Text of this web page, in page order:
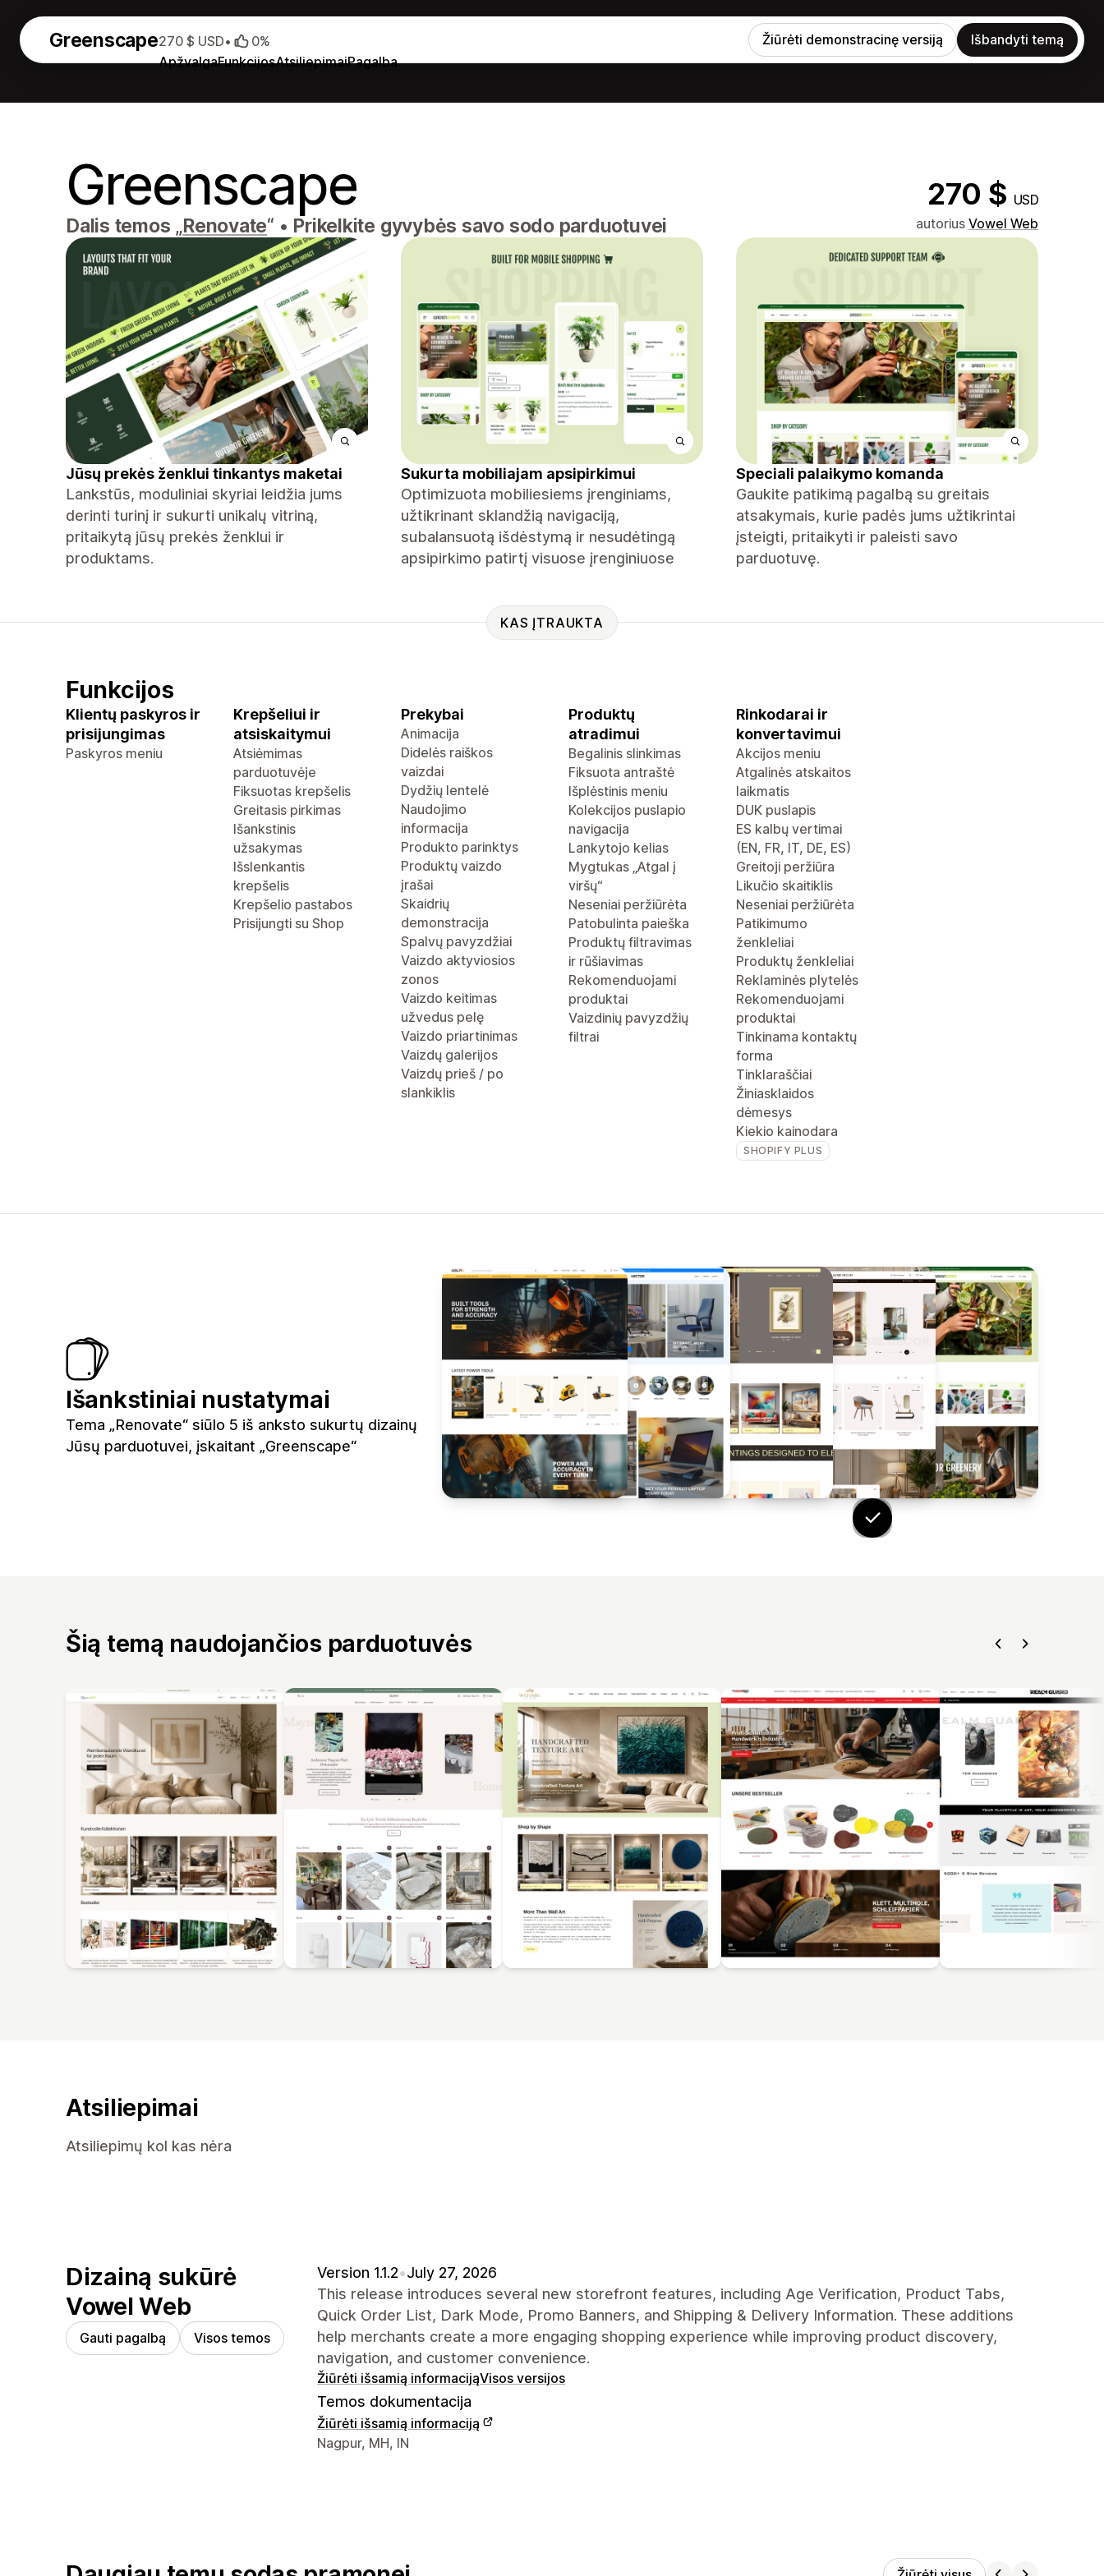
Greenscape
ApžvalgaFunkcijosAtsiliepimaiPagalba
270 $ USD• 0% Žiūrėti demonstracinę versiją Išbandyti temą
Greenscape 270 $ USD
Dalis temos „Renovate“ • Prikelkite gyvybės savo sodo parduotuvei autorius Vowel Web
Jūsų prekės ženklui tinkantys maketai
Lankstūs, moduliniai skyriai leidžia jums
derinti turinį ir sukurti unikalų vitriną,
pritaikytą jūsų prekės ženklui ir
produktams.
Sukurta mobiliajam apsipirkimui
Optimizuota mobiliesiems įrenginiams,
užtikrinant sklandžią navigaciją,
subalansuotą išdėstymą ir nesudėtingą
apsipirkimo patirtį visuose įrenginiuose
Speciali palaikymo komanda
Gaukite patikimą pagalbą su greitais
atsakymais, kurie padės jums užtikrintai
įsteigti, pritaikyti ir paleisti savo
parduotuvę.
KAS ĮTRAUKTA
Funkcijos
Klientų paskyros ir
prisijungimas
Paskyros meniu
Krepšeliui ir
atsiskaitymui
Atsiėmimas
parduotuvėje
Fiksuotas krepšelis
Greitasis pirkimas
Išankstinis
užsakymas
Išslenkantis
krepšelis
Krepšelio pastabos
Prisijungti su Shop
Prekybai
Animacija
Didelės raiškos
vaizdai
Dydžių lentelė
Naudojimo
informacija
Produkto parinktys
Produktų vaizdo
įrašai
Skaidrių
demonstracija
Spalvų pavyzdžiai
Vaizdo aktyviosios
zonos
Vaizdo keitimas
užvedus pelę
Vaizdo priartinimas
Vaizdų galerijos
Vaizdų prieš / po
slankiklis
Produktų
atradimui
Begalinis slinkimas
Fiksuota antraštė
Išplėstinis meniu
Kolekcijos puslapio
navigacija
Lankytojo kelias
Mygtukas „Atgal į
viršų“
Neseniai peržiūrėta
Patobulinta paieška
Produktų filtravimas
ir rūšiavimas
Rekomenduojami
produktai
Vaizdinių pavyzdžių
filtrai
Rinkodarai ir
konvertavimui
Akcijos meniu
Atgalinės atskaitos
laikmatis
DUK puslapis
ES kalbų vertimai
(EN, FR, IT, DE, ES)
Greitoji peržiūra
Likučio skaitiklis
Neseniai peržiūrėta
Patikimumo
ženkleliai
Produktų ženkleliai
Reklaminės plytelės
Rekomenduojami
produktai
Tinkinama kontaktų
forma
Tinklaraščiai
Žiniasklaidos
dėmesys
Kiekio kainodara
SHOPIFY PLUS
Išankstiniai nustatymai
Tema „Renovate“ siūlo 5 iš anksto sukurtų dizainų
Jūsų parduotuvei, įskaitant „Greenscape“
Šią temą naudojančios parduotuvės
Atsiliepimai
Atsiliepimų kol kas nėra
Dizainą sukūrė
Vowel Web
Gauti pagalbą Visos temos
Version 1.1.2•July 27, 2026
This release introduces several new storefront features, including Age Verification, Product Tabs,
Quick Order List, Dark Mode, Promo Banners, and Shipping & Delivery Information. These additions
help merchants create a more engaging shopping experience while improving product discovery,
navigation, and customer convenience.
Žiūrėti išsamią informacijąVisos versijos
Temos dokumentacija
Žiūrėti išsamią informaciją
Kūrėjo kontaktiniai duomenys
Nagpur, MH, IN